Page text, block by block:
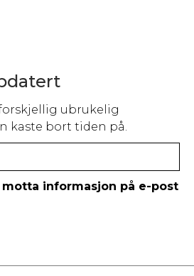
ubrukelig
kaste bort tiden på.
motta informasjon på e-post